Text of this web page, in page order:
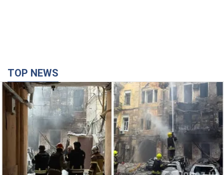
Армія Росії здійснила масовану атаку на Одесу:
горіла історична частина міста, є постраждалі.
Фото та відео
Для терору ворог застосував ракети та дрони
41 минуту назад 38,4 т.
Нардепи взяли гроші з бюджету на оренду
елітних квартир у Києві: хто з парламентарів